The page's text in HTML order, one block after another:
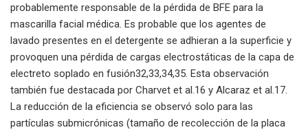
probablemente responsable de la pérdida de BFE para la
mascarilla facial médica. Es probable que los agentes de
lavado presentes en el detergente se adhieran a la superficie y
provoquen una pérdida de cargas electrostáticas de la capa de
electreto soplado en fusión32,33,34,35. Esta observación
también fue destacada por Charvet et al.16 y Alcaraz et al.17.
La reducción de la eficiencia se observó solo para las
partículas submicrónicas (tamaño de recolección de la placa